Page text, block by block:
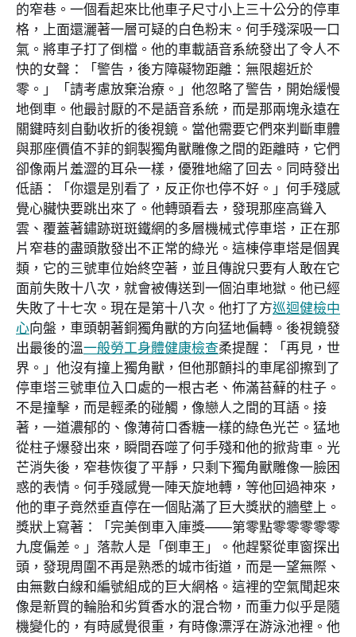
的窄巷。一個看起來比他車子尺寸小上三十公分的停車
格，上面還灑著一層可疑的白色粉末。何手殘深吸一口
氣。將車子打了倒檔。他的車載語音系統發出了令人不
快的女聲：「警告，後方障礙物距離：無限趨近於
零。」「請考慮放棄治療。」他忽略了警告，開始緩慢
地倒車。他最討厭的不是語音系統，而是那兩塊永遠在
關鍵時刻自動收折的後視鏡。當他需要它們來判斷車體
與那座價值不菲的銅製獨角獸雕像之間的距離時，它們
卻像兩片羞澀的耳朵一樣，優雅地縮了回去。同時發出
低語：「你還是別看了，反正你也停不好。」何手殘感
覺心臟快要跳出來了。他轉頭看去，發現那座高聳入
雲、覆蓋著鏽跡斑斑鐵網的多層機械式停車塔，正在那
片窄巷的盡頭散發出不正常的綠光。這棟停車塔是個異
類，它的三號車位始終空著，並且傳說只要有人敢在它
面前失敗十八次，就會被傳送到一個泊車地獄。他已經
失敗了十七次。現在是第十八次。他打了方巡迴健檢中
心向盤，車頭朝著銅獨角獸的方向猛地偏轉。後視鏡發
出最後的溫一般勞工身體健康檢查柔提醒：「再見，世
界。」他沒有撞上獨角獸，但他那顫抖的車尾卻擦到了
停車塔三號車位入口處的一根古老、佈滿苔蘚的柱子。
不是撞擊，而是輕柔的碰觸，像戀人之間的耳語。接
著，一道濃郁的、像薄荷口香糖一樣的綠色光芒。猛地
從柱子爆發出來，瞬間吞噬了何手殘和他的掀背車。光
芒消失後，窄巷恢復了平靜，只剩下獨角獸雕像一臉困
惑的表情。何手殘感覺一陣天旋地轉，等他回過神來，
他的車子竟然垂直停在一個貼滿了巨大獎狀的牆壁上。
獎狀上寫著：「完美倒車入庫獎——第零點零零零零零
九度偏差。」落款人是「倒車王」。他趕緊從車窗探出
頭，發現周圍不再是熟悉的城市街道，而是一望無際、
由無數白線和編號組成的巨大網格。這裡的空氣聞起來
像是新買的輪胎和劣質香水的混合物，而重力似乎是隨
機變化的，有時感覺很重，有時像漂浮在游泳池裡。他